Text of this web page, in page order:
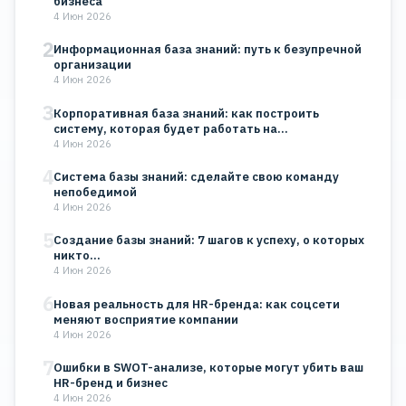
4 Июн 2026
2Информационная база знаний: путь к безупречной
организации
4 Июн 2026
3Корпоративная база знаний: как построить
систему, которая будет работать на…
4 Июн 2026
4Система базы знаний: сделайте свою команду
непобедимой
4 Июн 2026
5Создание базы знаний: 7 шагов к успеху, о которых
никто…
4 Июн 2026
6Новая реальность для HR-бренда: как соцсети
меняют восприятие компании
4 Июн 2026
7Ошибки в SWOT-анализе, которые могут убить ваш
HR-бренд и бизнес
4 Июн 2026